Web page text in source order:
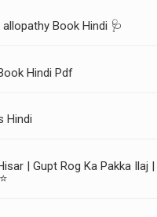
Book Hindi 🩺
Hindi Pdf
Hindi
| Gupt Rog Ka Pakka Ilaj